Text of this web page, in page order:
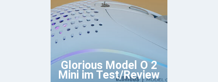
Glorious Model O 2
Mini im Test/Review